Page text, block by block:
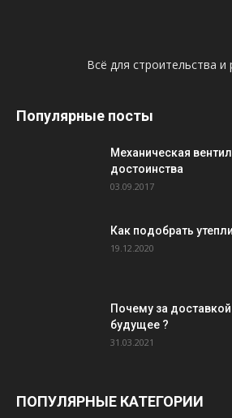
Всё для строительства и
Популярные посты
Механическая
достоинства
03.09.2017
Как подобрать
19.12.2020
Почему за
будущее ?
31.03.2021
ПОПУЛЯРНЫЕ КАТЕГОРИИ